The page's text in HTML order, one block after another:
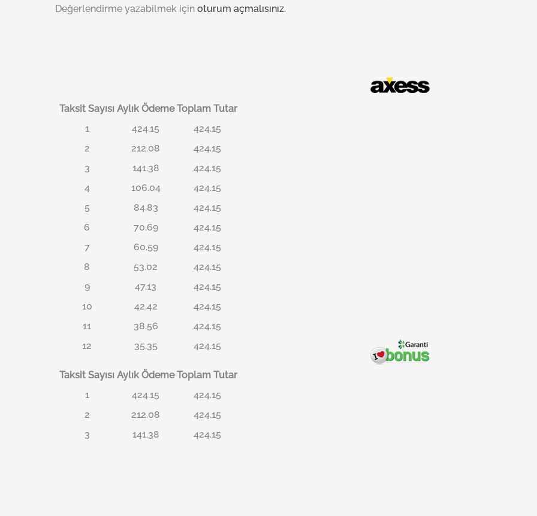
Değerlendirme yazabilmek için oturum açmalısınız.
Taksit Sayısı Aylık Ödeme Toplam Tutar
1
424.15
424.15
2
212.08
424.15
3
141.38
424.15
4
106.04
424.15
5
84.83
424.15
6
70.69
424.15
7
60.59
424.15
8
53.02
424.15
9
47.13
424.15
10
42.42
424.15
11
38.56
424.15
12
35.35 424.15
Taksit Sayısı Aylık Ödeme Toplam Tutar
1
424.15
424.15
2
212.08
424.15
3
141.38 424.15